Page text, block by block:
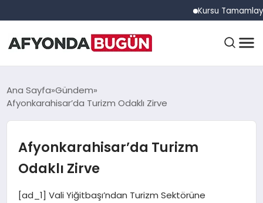
Kursu Tamamlayan
ANASAYFA
EĞITIM
Ana Sayfa Gündem
Afyonkarahisar’da Turizm Odaklı Zirve
Afyonkarahisar’da Turizm
Odaklı Zirve
[ad_1] Vali Yiğitbaşı’ndan Turizm Sektörüne